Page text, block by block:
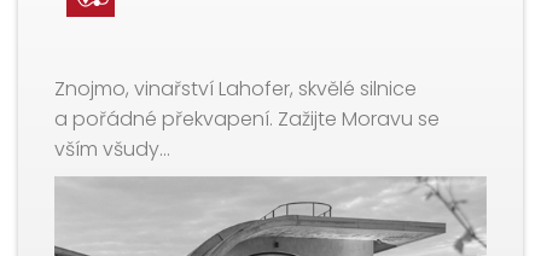
Znojmo, vinařství Lahofer, skvělé silnice
a pořádné překvapení. Zažijte Moravu se
vším všudy…